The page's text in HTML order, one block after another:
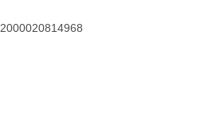
2000020814968